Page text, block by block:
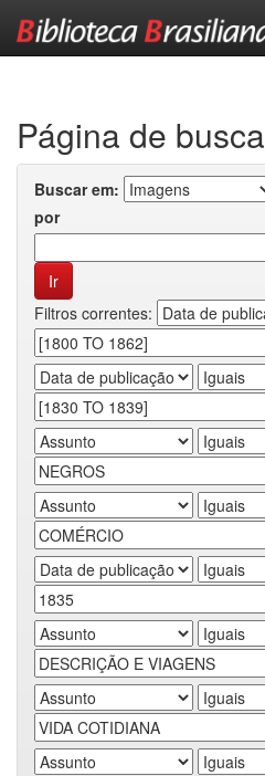
Página de busca
Buscar em:
por
Filtros correntes: